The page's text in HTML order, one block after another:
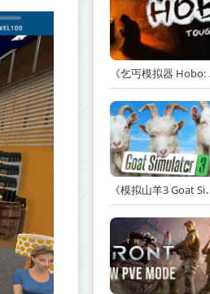
《乞丐模
《模拟山羊3 Goat